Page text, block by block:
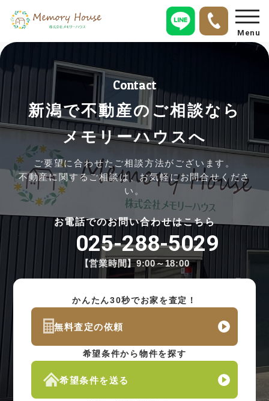
Menu
Contact
新潟で不動産のご相談なら
メモリーハウスへ
ご要望に合わせたご相談方法がございます。
不動産に関するご相談は、お気軽にお問合せくださ
い。
お電話でのお問い合わせはこちら
025-288-5029
【営業時間】9:00～18:00
かんたん30秒でお家を査定！
無料査定の依頼
希望条件から物件を探す
希望条件を送る